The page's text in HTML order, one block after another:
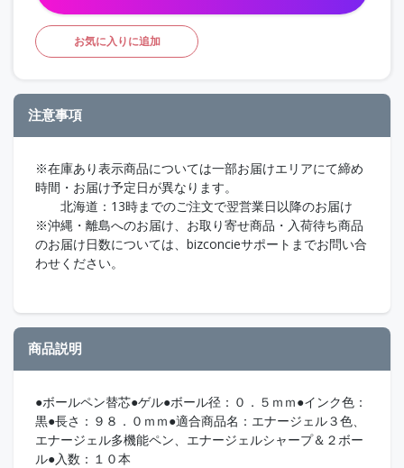
お気に入りに追加
注意事項
※在庫あり表示商品については一部お届けエリアにて締め
時間・お届け予定日が異なります。
北海道：13時までのご注文で翌営業日以降のお届け
※沖縄・離島へのお届け、お取り寄せ商品・入荷待ち商品
のお届け日数については、bizconcieサポートまでお問い合
わせください。
商品説明
●ボールペン替芯●ゲル●ボール径：０．５ｍｍ●インク色：
黒●長さ：９８．０ｍｍ●適合商品名：エナージェル３色、
エナージェル多機能ペン、エナージェルシャープ＆２ボー
ル●入数：１０本